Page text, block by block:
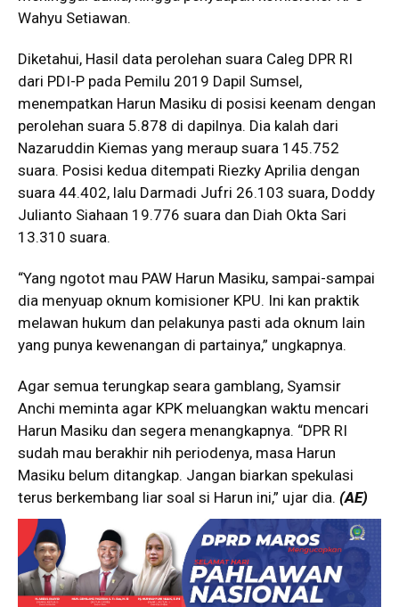
Wahyu Setiawan.
Diketahui, Hasil data perolehan suara Caleg DPR RI
dari PDI-P pada Pemilu 2019 Dapil Sumsel,
menempatkan Harun Masiku di posisi keenam dengan
perolehan suara 5.878 di dapilnya. Dia kalah dari
Nazaruddin Kiemas yang meraup suara 145.752
suara. Posisi kedua ditempati Riezky Aprilia dengan
suara 44.402, lalu Darmadi Jufri 26.103 suara, Doddy
Julianto Siahaan 19.776 suara dan Diah Okta Sari
13.310 suara.
“Yang ngotot mau PAW Harun Masiku, sampai-sampai
dia menyuap oknum komisioner KPU. Ini kan praktik
melawan hukum dan pelakunya pasti ada oknum lain
yang punya kewenangan di partainya,” ungkapnya.
Agar semua terungkap seara gamblang, Syamsir
Anchi meminta agar KPK meluangkan waktu mencari
Harun Masiku dan segera menangkapnya. “DPR RI
sudah mau berakhir nih periodenya, masa Harun
Masiku belum ditangkap. Jangan biarkan spekulasi
terus berkembang liar soal si Harun ini,” ujar dia. (AE)